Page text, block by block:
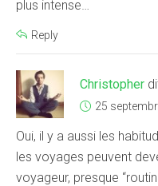
plus intense…
Reply
Christopher
25
Oui, il y a aussi les
les voyages peuvent
voyageur, presque